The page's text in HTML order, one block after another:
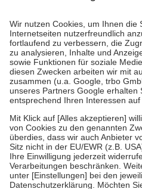
höchstens zehn Euro.
Es sind
Kosten der Leistung zu entrichten.
Diese Regeln gelten grundsätzlich
Bei Heilmitteln und häuslicher
Zuzahlung zehn Prozent der
Verordnung.
Um das Engagement der
stärken und die besondere
fallenkeine Zuzahlungenan bei:
• Kindern und Jugendlichen bis
mit Ausnahme der Fahrkosten
• Untersuchungen zur Vorsorge
GKV getragen werden
• empfohlenen Schutzimpfungen